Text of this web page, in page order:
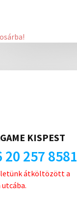
KISPEST
20 257 8581
átköltözött a
utcába.